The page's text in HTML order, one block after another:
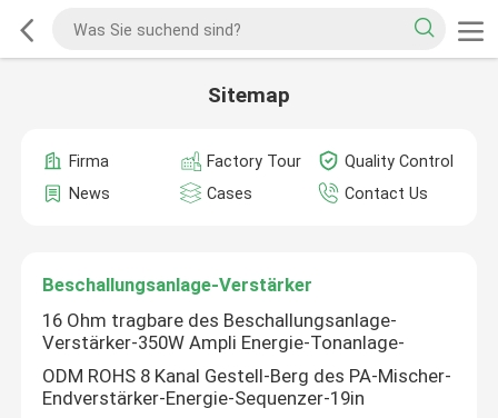
Sitemap
Firma Factory Tour
Quality Control
News
Cases Contact Us
Beschallungsanlage-Verstärker
16 Ohm tragbare des Beschallungsanlage-
Verstärker-350W Ampli Energie-Tonanlage-
ODM ROHS 8 Kanal Gestell-Berg des PA-Mischer-
Endverstärker-Energie-Sequenzer-19in